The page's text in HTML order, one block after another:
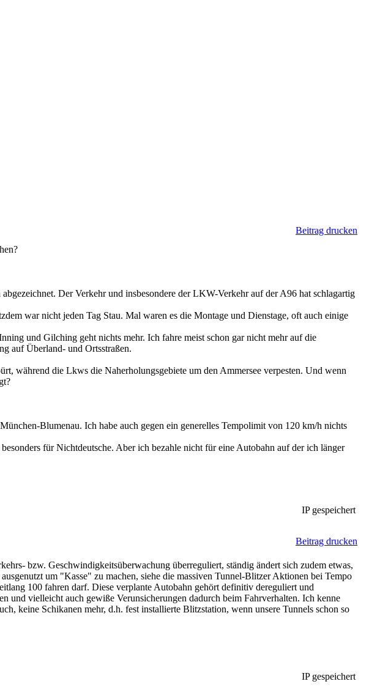
Beitrag drucken
Der Verkehr und insbesondere der LKW-Verkehr auf der A96 hat schlagartig
war nicht jeden Tag Stau. Mal waren es die Montage und Dienstage, oft auch einige
und Gilching geht nichts mehr. Ich fahre meist schon gar nicht mehr auf die
auf Überland- und Ortsstraßen.
während die Lkws die Naherholungsgebiete um den Ammersee verpesten. Und wenn
Blumenau. Ich habe auch gegen ein generelles Tempolimit von 120 km/h nichts
für Nichtdeutsche. Aber ich bezahle nicht für eine Autobahn auf der ich länger
IP gespeichert
Beitrag drucken
bzw. Geschwindigkeitsüberwachung überreguliert, ständig ändert sich zudem etwas,
um "Kasse" zu machen, siehe die massiven Tunnel-Blitzer Aktionen bei Tempo
100 fahren darf. Diese verplante Autobahn gehört definitiv dereguliert und
und vielleicht auch gewiße Verunsicherungen dadurch beim Fahrverhalten. Ich kenne
keine Schikanen mehr, d.h. fest installierte Blitzstation, wenn unsere Tunnels schon so
IP gespeichert